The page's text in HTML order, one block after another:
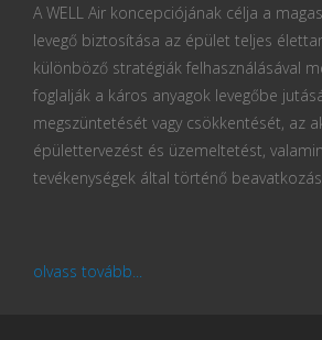
A WELL Air koncepciójának célja a
levegő biztosítása az épület teljes
különböző stratégiák felhasználásával
foglalják a káros anyagok levegőbe
megszüntetését vagy csökkentését, az
épülettervezést és üzemeltetést,
tevékenységek által történő
olvass tovább...